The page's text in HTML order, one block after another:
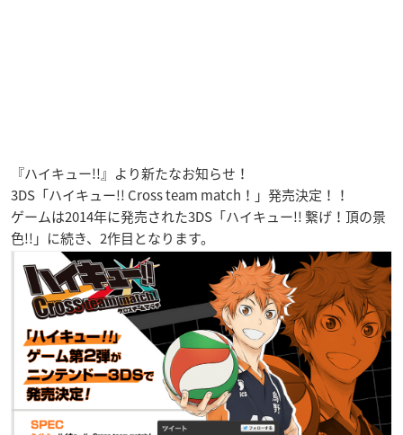
『ハイキュー!!』より新たなお知らせ！
3DS「ハイキュー!! Cross team match！」発売決定！！
ゲームは2014年に発売された3DS「ハイキュー!! 繋げ！頂の景
色!!」に続き、2作目となります。